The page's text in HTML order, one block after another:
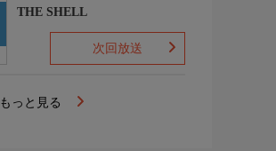
THE SHELL
次回放送
もっと見る